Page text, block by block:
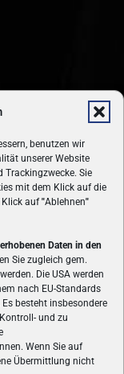
benutzen wir
unserer Website
Trackingzwecke. Sie
mit dem Klick auf die
Klick auf"Ablehnen"
Daten in den
Sie zugleich gem.
Die USA werden
nach EU-Standards
besteht insbesondere
und zu
Wenn Sie auf
Übermittlung nicht
das älteste Online-
aktuelle News,
Gaming-
Sport's.